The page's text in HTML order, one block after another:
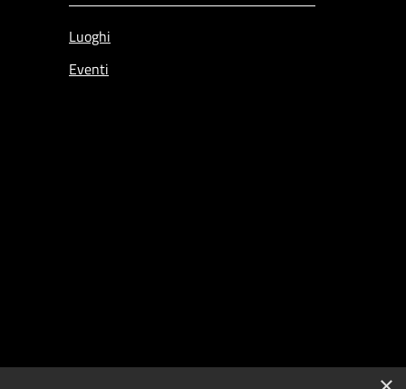
Luoghi
Eventi